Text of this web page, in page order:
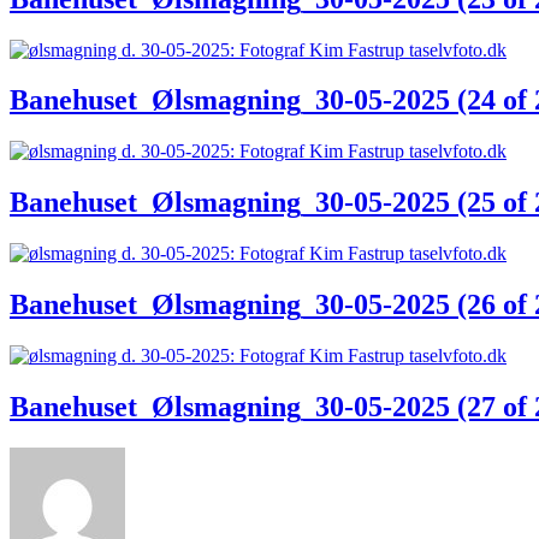
Banehuset_Ølsmagning_30-05-2025 (24 of
Banehuset_Ølsmagning_30-05-2025 (25 of
Banehuset_Ølsmagning_30-05-2025 (26 of
Banehuset_Ølsmagning_30-05-2025 (27 of